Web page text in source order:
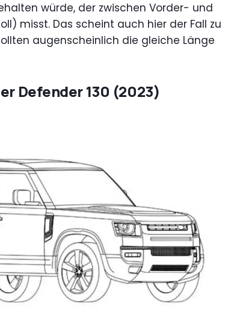
würde, der zwischen Vorder- und
misst. Das scheint auch hier der Fall zu
augenscheinlich die gleiche Länge
Defender 130 (2023)